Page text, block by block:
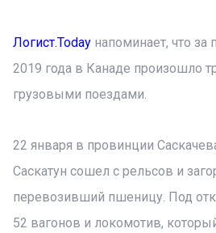
Логист.Today напоминает, что
2019 года в Канаде произошло
грузовыми поездами.
22 января в провинции
Саскатун сошел с рельсов и
перевозивший пшеницу. Под
52 вагонов и локомотив,